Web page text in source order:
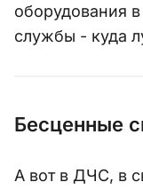
оборудования
службы - куда
Бесценные
А вот в ДЧС, в